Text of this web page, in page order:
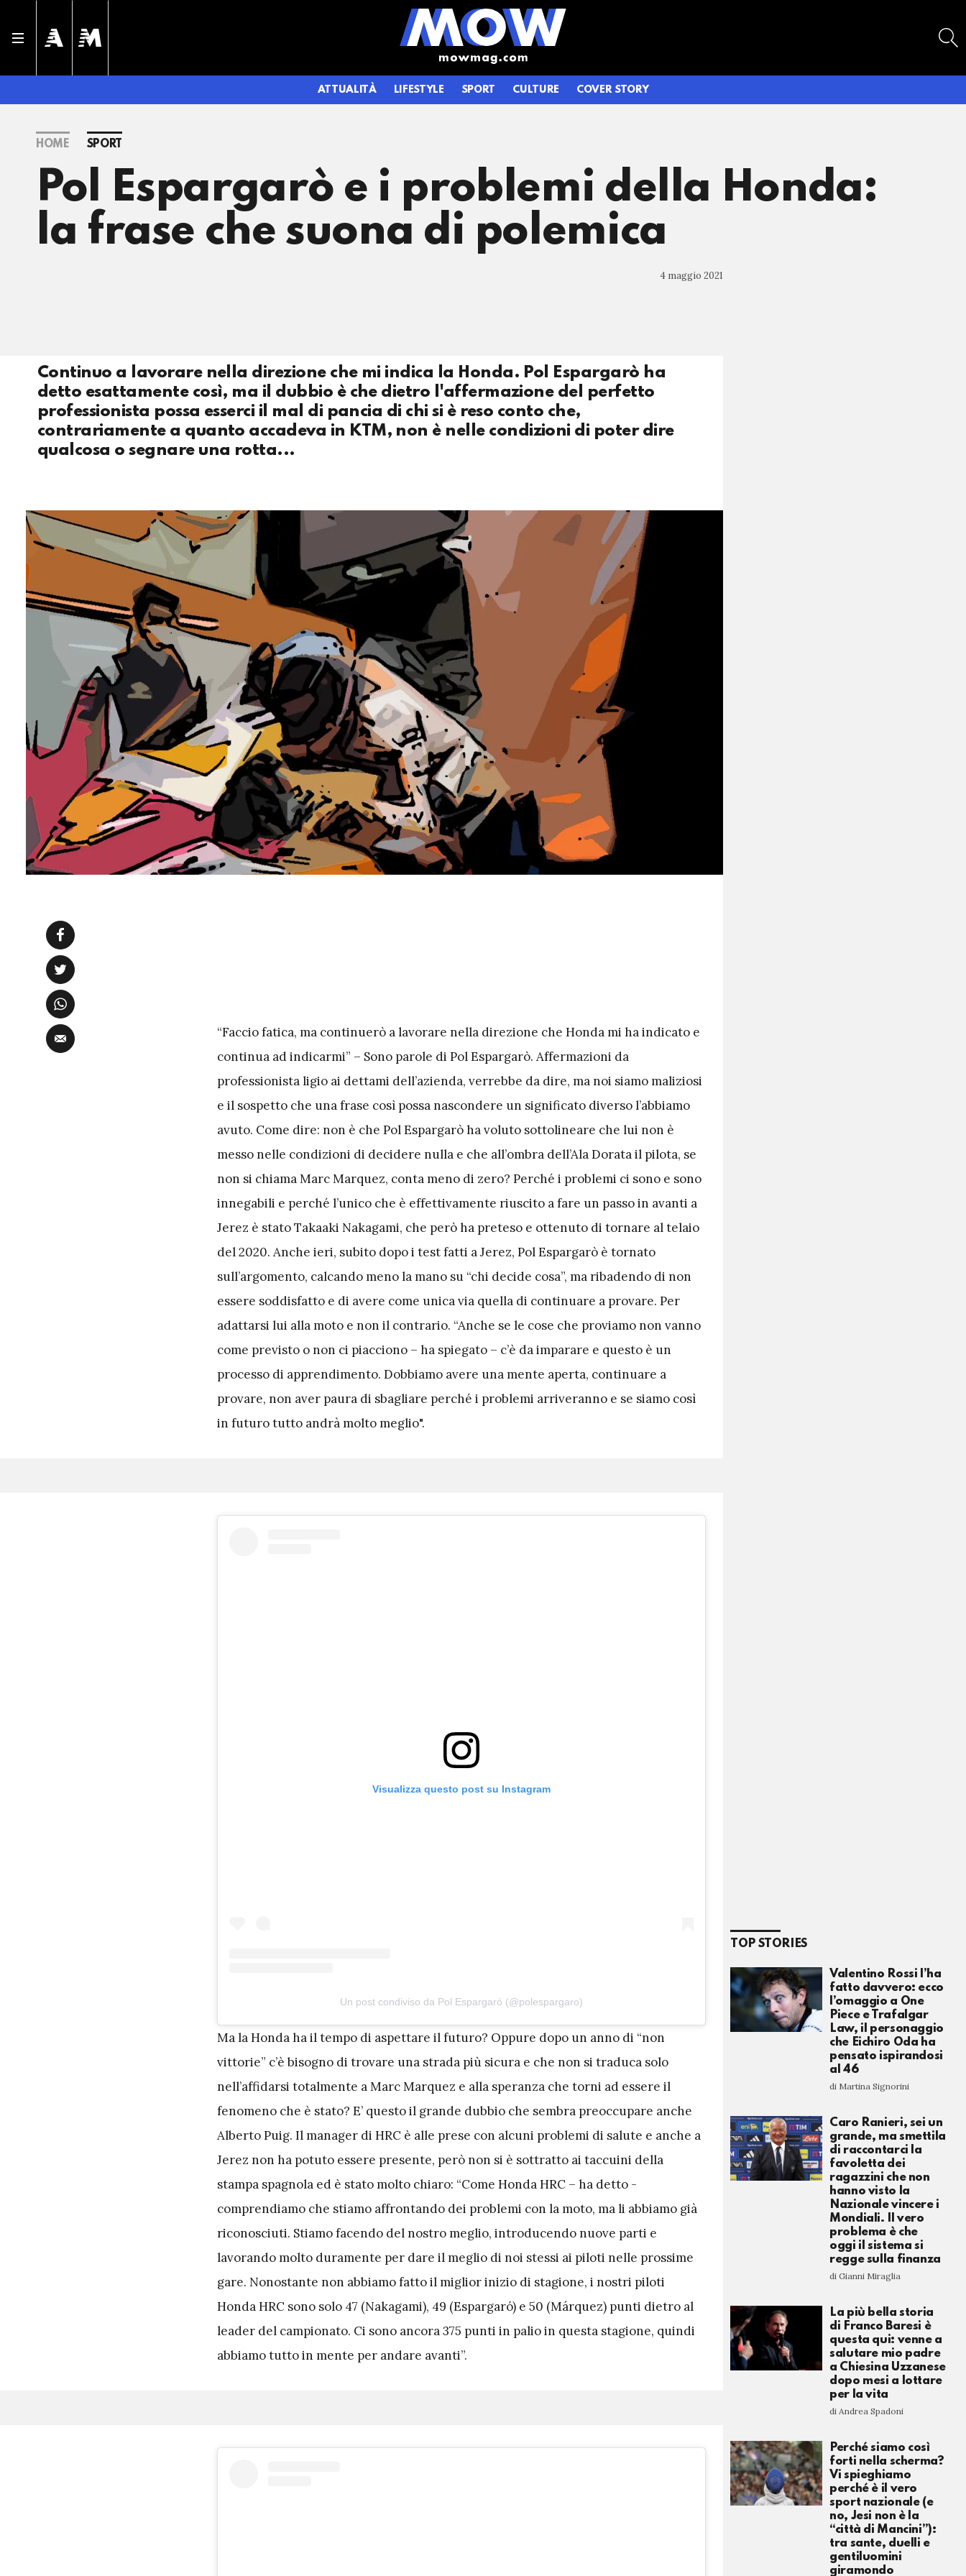
ATTUALITÀ LIFESTYLE SPORT CULTURE COVER STORY
HOME SPORT
Pol Espargarò e i problemi della Honda:
la frase che suona di polemica
4 maggio 2021
Continuo a lavorare nella direzione che mi indica la Honda. Pol Espargarò ha
detto esattamente così, ma il dubbio è che dietro l'affermazione del perfetto
professionista possa esserci il mal di pancia di chi si è reso conto che,
contrariamente a quanto accadeva in KTM, non è nelle condizioni di poter dire
qualcosa o segnare una rotta...
“Faccio fatica, ma continuerò a lavorare nella direzione che Honda mi ha indicato e
continua ad indicarmi” – Sono parole di Pol Espargarò. Affermazioni da
professionista ligio ai dettami dell’azienda, verrebbe da dire, ma noi siamo maliziosi
e il sospetto che una frase così possa nascondere un significato diverso l’abbiamo
avuto. Come dire: non è che Pol Espargarò ha voluto sottolineare che lui non è
messo nelle condizioni di decidere nulla e che all’ombra dell’Ala Dorata il pilota, se
non si chiama Marc Marquez, conta meno di zero? Perché i problemi ci sono e sono
innegabili e perché l’unico che è effettivamente riuscito a fare un passo in avanti a
Jerez è stato Takaaki Nakagami, che però ha preteso e ottenuto di tornare al telaio
del 2020. Anche ieri, subito dopo i test fatti a Jerez, Pol Espargarò è tornato
sull’argomento, calcando meno la mano su “chi decide cosa”, ma ribadendo di non
essere soddisfatto e di avere come unica via quella di continuare a provare. Per
adattarsi lui alla moto e non il contrario. “Anche se le cose che proviamo non vanno
come previsto o non ci piacciono – ha spiegato – c’è da imparare e questo è un
processo di apprendimento. Dobbiamo avere una mente aperta, continuare a
provare, non aver paura di sbagliare perché i problemi arriveranno e se siamo così
in futuro tutto andrà molto meglio".
Visualizza questo post su Instagram
Un post condiviso da Pol Espargaró (@polespargaro)
Ma la Honda ha il tempo di aspettare il futuro? Oppure dopo un anno di “non
vittorie” c’è bisogno di trovare una strada più sicura e che non si traduca solo
nell’affidarsi totalmente a Marc Marquez e alla speranza che torni ad essere il
fenomeno che è stato? E’ questo il grande dubbio che sembra preoccupare anche
Alberto Puig. Il manager di HRC è alle prese con alcuni problemi di salute e anche a
Jerez non ha potuto essere presente, però non si è sottratto ai taccuini della
stampa spagnola ed è stato molto chiaro: “Come Honda HRC – ha detto -
comprendiamo che stiamo affrontando dei problemi con la moto, ma li abbiamo già
riconosciuti. Stiamo facendo del nostro meglio, introducendo nuove parti e
lavorando molto duramente per dare il meglio di noi stessi ai piloti nelle prossime
gare. Nonostante non abbiamo fatto il miglior inizio di stagione, i nostri piloti
Honda HRC sono solo 47 (Nakagami), 49 (Espargaró) e 50 (Márquez) punti dietro al
leader del campionato. Ci sono ancora 375 punti in palio in questa stagione, quindi
abbiamo tutto in mente per andare avanti”.
TOP STORIES
Valentino Rossi l’ha
fatto davvero: ecco
l’omaggio a One
Piece e Trafalgar
Law, il personaggio
che Eichiro Oda ha
pensato ispirandosi
al 46
di Martina Signorini
Caro Ranieri, sei un
grande, ma smettila
di raccontarci la
favoletta dei
ragazzini che non
hanno visto la
Nazionale vincere i
Mondiali. Il vero
problema è che
oggi il sistema si
regge sulla finanza
di Gianni Miraglia
La più bella storia
di Franco Baresi è
questa qui: venne a
salutare mio padre
a Chiesina Uzzanese
dopo mesi a lottare
per la vita
di Andrea Spadoni
Perché siamo così
forti nella scherma?
Vi spieghiamo
perché è il vero
sport nazionale (e
no, Jesi non è la
“città di Mancini”):
tra sante, duelli e
gentiluomini
giramondo